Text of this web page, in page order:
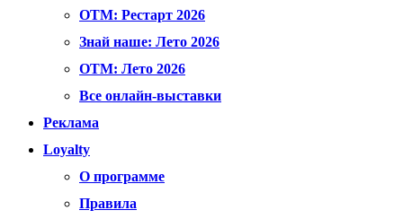
OTM: Рестарт 2026
Знай наше: Лето 2026
OTM: Лето 2026
Все онлайн-выставки
Реклама
Loyalty
О программе
Правила